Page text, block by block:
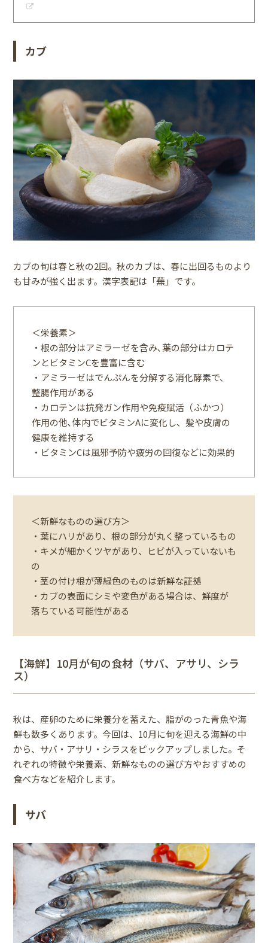
カブ
カブの旬は春と秋の2回。秋のカブは、春に出回るものより
も甘みが強く出ます。漢字表記は「蕪」です。
＜栄養素＞
・根の部分はアミラーゼを含み､葉の部分はカロテ
ンとビタミンCを豊富に含む
・アミラーゼはでんぷんを分解する消化酵素で、
整腸作用がある
・カロテンは抗発ガン作用や免疫賦活（ふかつ）
作用の他､体内でビタミンAに変化し、髪や皮膚の
健康を維持する
・ビタミンCは風邪予防や疲労の回復などに効果的
＜新鮮なものの選び方＞
・葉にハリがあり、根の部分が丸く整っているもの
・キメが細かくツヤがあり、ヒビが入っていないも
の
・茎の付け根が薄緑色のものは新鮮な証拠
・カブの表面にシミや変色がある場合は、鮮度が
落ちている可能性がある
【海鮮】10月が旬の食材（サバ、アサリ、シラ
ス）
秋は、産卵のために栄養分を蓄えた、脂がのった青魚や海
鮮も数多くあります。今回は、10月に旬を迎える海鮮の中
から、サバ・アサリ・シラスをピックアップしました。そ
れぞれの特徴や栄養素、新鮮なものの選び方やおすすめの
食べ方などを紹介します。
サバ